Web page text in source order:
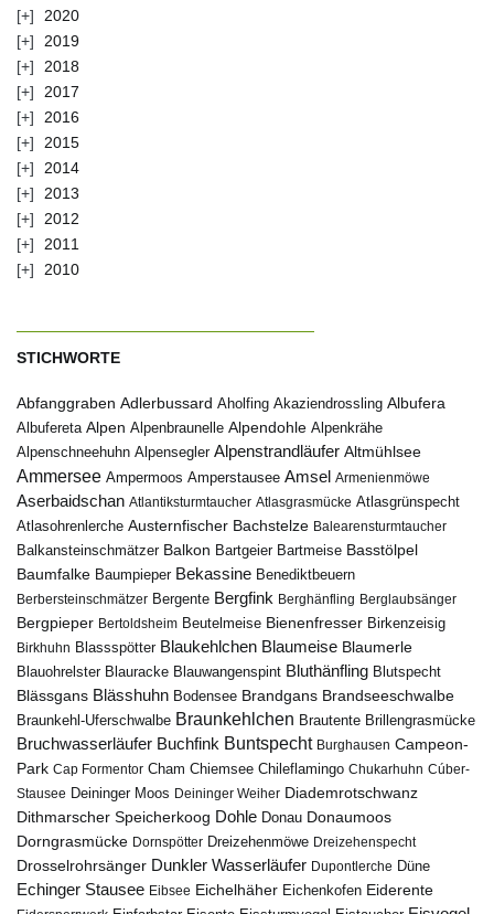
2020
2019
2018
2017
2016
2015
2014
2013
2012
2011
2010
STICHWORTE
Abfanggraben Adlerbussard Aholfing Akaziendrossling Albufera
Albufereta Alpen Alpenbraunelle Alpendohle Alpenkrähe
Alpenschneehuhn Alpensegler Alpenstrandläufer Altmühlsee
Ammersee Ampermoos Amperstausee Amsel Armenienmöwe
Aserbaidschan Atlantiksturmtaucher Atlasgrasmücke Atlasgrünspecht
Atlasohrenlerche Austernfischer Bachstelze Balearensturmtaucher
Balkansteinschmätzer Balkon Bartgeier Bartmeise Basstölpel
Baumfalke Baumpieper Bekassine Benediktbeuern
Berbersteinschmätzer Bergente Bergfink Berghänfling Berglaubsänger
Bergpieper Bertoldsheim Beutelmeise Bienenfresser Birkenzeisig
Birkhuhn Blassspötter Blaukehlchen Blaumeise Blaumerle
Blauohrelster Blauracke Blauwangenspint Bluthänfling Blutspecht
Blässgans Blässhuhn Bodensee Brandgans Brandseeschwalbe
Braunkehl-Uferschwalbe Braunkehlchen Brautente Brillengrasmücke
Bruchwasserläufer Buchfink Buntspecht Burghausen Campeon-
Park Cap Formentor Cham Chiemsee Chileflamingo Chukarhuhn Cúber-
Stausee Deininger Moos Deininger Weiher Diademrotschwanz
Dithmarscher Speicherkoog Dohle Donau Donaumoos
Dorngrasmücke Dornspötter Dreizehenmöwe Dreizehenspecht
Drosselrohrsänger Dunkler Wasserläufer Dupontlerche Düne
Echinger Stausee Eibsee Eichelhäher Eichenkofen Eiderente